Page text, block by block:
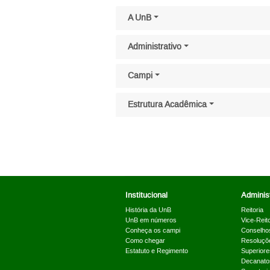
A UnB
Administrativo
Campi
Estrutura Acadêmica
Institucional
História da UnB
UnB em números
Conheça os campi
Como chegar
Estatuto e Regimento
Reitoria
Vice-